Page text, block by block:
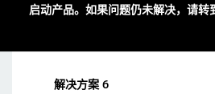
启动产品。如果问题仍未解决，请转
解决方案 6